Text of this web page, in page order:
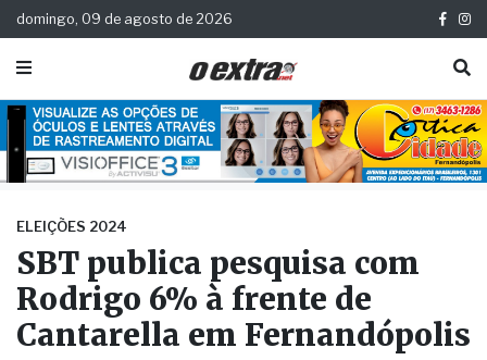
domingo, 09 de agosto de 2026
ELEIÇÕES 2024
SBT publica pesquisa com
Rodrigo 6% à frente de
Cantarella em Fernandópolis